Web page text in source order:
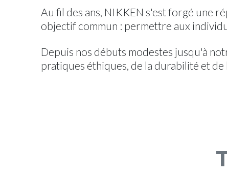
Au fil des ans, NIKKEN s'est forgé une
objectif commun : permettre aux
Depuis nos débuts modestes jusqu'à
pratiques éthiques, de la durabilité et